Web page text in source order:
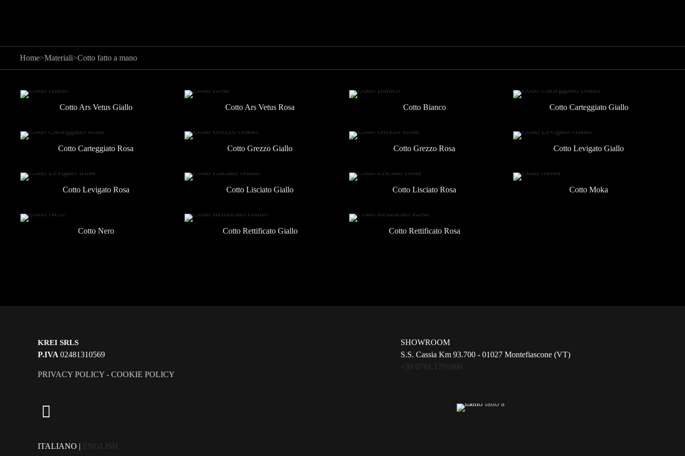
Home>Materiali>Cotto fatto a mano
Cotto Ars Vetus Giallo Cotto Ars Vetus Rosa Cotto Bianco Cotto Carteggiato Giallo
Cotto Carteggiato Rosa Cotto Grezzo Giallo Cotto Grezzo Rosa Cotto Levigato Giallo
Cotto Levigato Rosa Cotto Lisciato Giallo Cotto Lisciato Rosa Cotto Moka
Cotto Nero Cotto Rettificato Giallo Cotto Rettificato Rosa
KREI SRLS
P.IVA 02481310569
PRIVACY POLICY - COOKIE POLICY
ITALIANO | ENGLISH
SHOWROOM
S.S. Cassia Km 93.700 - 01027 Montefiascone (VT)
+39 0761.1791060